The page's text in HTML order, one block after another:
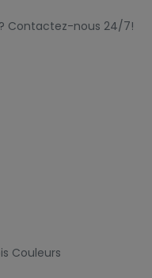
Contactez-nous 24/7!
Couleurs